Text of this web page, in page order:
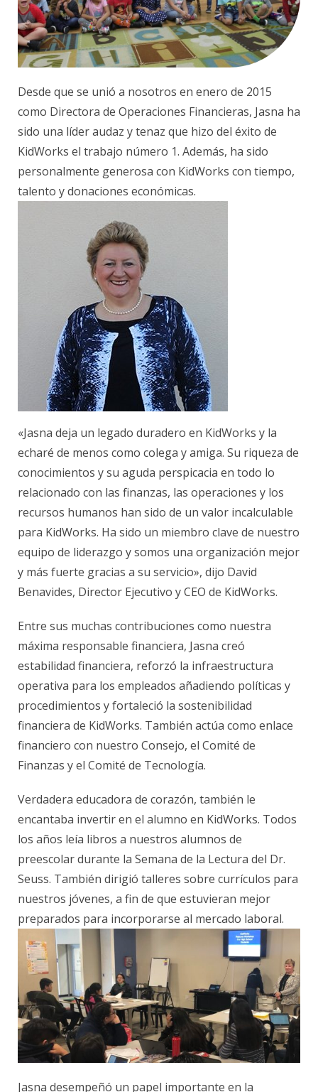
Desde que se unió a nosotros en enero de 2015
como Directora de Operaciones Financieras, Jasna ha
sido una líder audaz y tenaz que hizo del éxito de
KidWorks el trabajo número 1. Además, ha sido
personalmente generosa con KidWorks con tiempo,
talento y donaciones económicas.
«Jasna deja un legado duradero en KidWorks y la
echaré de menos como colega y amiga. Su riqueza de
conocimientos y su aguda perspicacia en todo lo
relacionado con las finanzas, las operaciones y los
recursos humanos han sido de un valor incalculable
para KidWorks. Ha sido un miembro clave de nuestro
equipo de liderazgo y somos una organización mejor
y más fuerte gracias a su servicio», dijo David
Benavides, Director Ejecutivo y CEO de KidWorks.
Entre sus muchas contribuciones como nuestra
máxima responsable financiera, Jasna creó
estabilidad financiera, reforzó la infraestructura
operativa para los empleados añadiendo políticas y
procedimientos y fortaleció la sostenibilidad
financiera de KidWorks. También actúa como enlace
financiero con nuestro Consejo, el Comité de
Finanzas y el Comité de Tecnología.
Verdadera educadora de corazón, también le
encantaba invertir en el alumno en KidWorks. Todos
los años leía libros a nuestros alumnos de
preescolar durante la Semana de la Lectura del Dr.
Seuss. También dirigió talleres sobre currículos para
nuestros jóvenes, a fin de que estuvieran mejor
preparados para incorporarse al mercado laboral.
Jasna desempeñó un papel importante en la